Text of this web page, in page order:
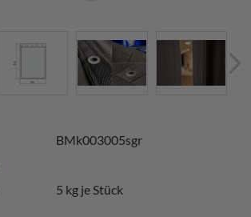
BMk003005sgr
5 kg je Stück